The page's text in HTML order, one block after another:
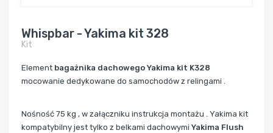
Whispbar - Yakima kit 328
Kit
Element bagażnika dachowego Yakima kit K328
mocowanie dedykowane do samochodów z relingami .
Nośność 75 kg , w załączniku instrukcja montażu . Yakima kit
kompatybilny jest tylko z belkami dachowymi Yakima Flush